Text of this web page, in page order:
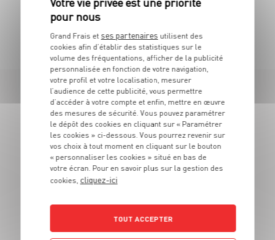
LES MAGASINS
À PROXIMITÉ
Vous souhaitez connaitre les magasins proches de votre
Grand Frais habituel ? Trouvez ci-dessous ceux qui sont les
plus proches !
Grand Frais et ses partenaires utilisent des
cookies afin d’établir des statistiques sur le
volume des fréquentations, afficher de la publicité
personnalisée en fonction de votre navigation,
votre profil et votre localisation, mesurer
l’audience de cette publicité, vous permettre
d’accéder à votre compte et enfin, mettre en œuvre
des mesures de sécurité. Vous pouvez paramétrer
le dépôt des cookies en cliquant sur « Paramétrer
les cookies » ci-dessous. Vous pourrez revenir sur
vos choix à tout moment en cliquant sur le bouton
« personnaliser les cookies » situé en bas de
votre écran. Pour en savoir plus sur la gestion des
cookies, cliquez-ici
TOUT ACCEPTER